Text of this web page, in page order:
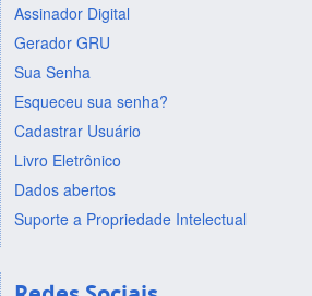
Assinador Digital
Gerador GRU
Sua Senha
Esqueceu sua senha?
Cadastrar Usuário
Livro Eletrônico
Dados abertos
Suporte a Propriedade Intelectual